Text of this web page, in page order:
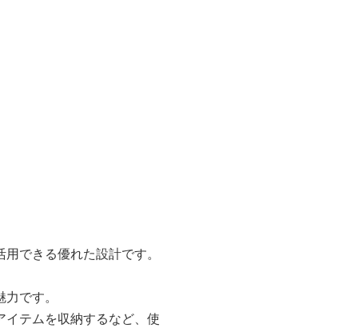
できる優れた設計です。
です。
テムを収納するなど、使